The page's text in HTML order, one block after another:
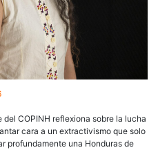
COPINH reflexiona sobre la lucha
cara a un extractivismo que solo
profundamente una Honduras de